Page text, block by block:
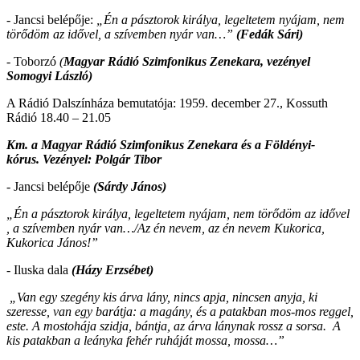
- Jancsi belépője:
„Én a pásztorok királya, legeltetem nyájam, nem
törődöm az idővel, a szívemben nyár van…” (Fedák Sári)
- Toborzó (Magyar Rádió Szimfonikus Zenekara, vezényel
Somogyi László)
A Rádió Dalszínháza bemutatója: 1959. december 27., Kossuth
Rádió 18.40 – 21.05
Km. a Magyar Rádió Szimfonikus Zenekara és a Földényi-
kórus. Vezényel: Polgár Tibor
- Jancsi belépője (Sárdy János)
„Én a pásztorok királya, legeltetem nyájam, nem törődöm az idővel
, a szívemben nyár van…/Az én nevem, az én nevem Kukorica,
Kukorica János!”
- Iluska dala (Házy Erzsébet)
„Van egy szegény kis árva lány, nincs apja, nincsen anyja, ki
szeresse, van egy barátja: a magány, és a patakban mos-mos reggel,
este. A mostohája szidja, bántja, az árva lánynak rossz a sorsa. A
kis patakban a leányka fehér ruháját mossa, mossa…”